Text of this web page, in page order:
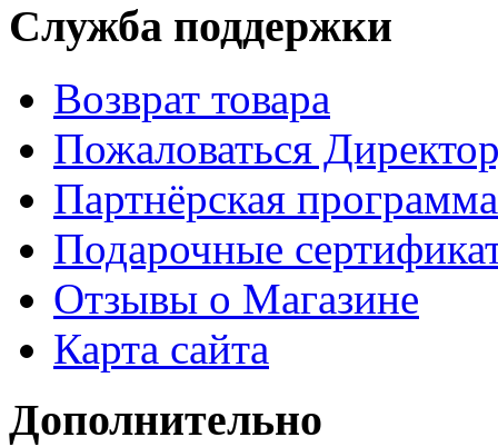
Служба поддержки
Возврат товара
Пожаловаться
Партнёрская программа
Подарочные
Отзывы о Магазине
Карта сайта
Дополнительно